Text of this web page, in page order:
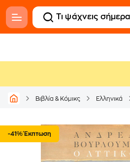
Βιβλία & Κόμικς Ελληνικά
-41% Έκπτωση